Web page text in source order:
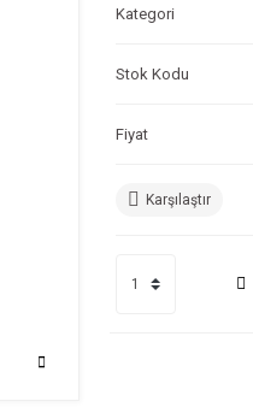
Kategori
Stok Kodu
Fiyat
Karşılaştır